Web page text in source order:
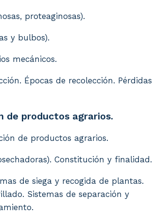
proteaginosas).
y bulbos).
mecánicos.
Épocas de recolección. Pérdidas
de productos agrarios.
de productos agrarios.
Constitución y finalidad.
de siega y recogida de plantas.
Sistemas de separación y